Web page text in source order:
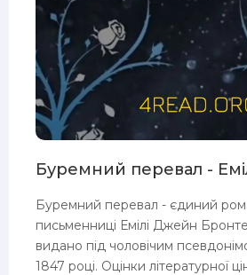
Буремний перевал -
Буремний перевал - єдиний
письменниці Емілі Джейн
видано під чоловічим
1847 році. Оцінки літературної